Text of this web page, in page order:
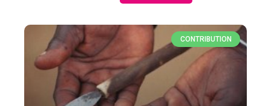
CONTRIBUTION